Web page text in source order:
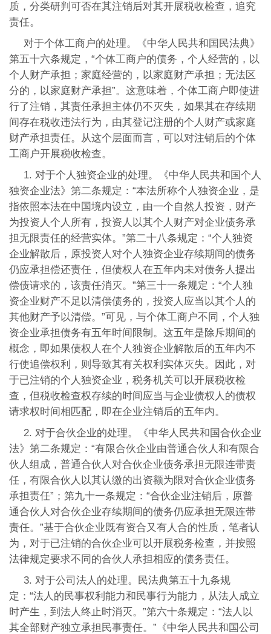
质，分类研判可否在其注销后对其开展税收检查，追究
责任。
对于个体工商户的处理。《中华人民共和国民法典》
第五十六条规定，“个体工商户的债务，个人经营的，以
个人财产承担；家庭经营的，以家庭财产承担；无法区
分的，以家庭财产承担”。这意味着，个体工商户即使进
行了注销，其责任承担主体仍不灭失，如果其在存续期
间存在税收违法行为，由其登记注册的个人财产或家庭
财产承担责任。从这个层面而言，可以对注销后的个体
工商户开展税收检查。
1. 对于个人独资企业的处理。《中华人民共和国个人
独资企业法》第二条规定：“本法所称个人独资企业，是
指依照本法在中国境内设立，由一个自然人投资，财产
为投资人个人所有，投资人以其个人财产对企业债务承
担无限责任的经营实体。”第二十八条规定：“个人独资
企业解散后，原投资人对个人独资企业存续期间的债务
仍应承担偿还责任，但债权人在五年内未对债务人提出
偿债请求的，该责任消灭。”第三十一条规定：“个人独
资企业财产不足以清偿债务的，投资人应当以其个人的
其他财产予以清偿。”可见，与个体工商户不同，个人独
资企业承担债务有五年时间限制。这五年是除斥期间的
概念，即如果债权人在个人独资企业解散后的五年内不
行使追偿权利，则导致其有关权利实体灭失。因此，对
于已注销的个人独资企业，税务机关可以开展税收检
查，但税收检查权存续的时间应当与企业债权人的债权
请求权时间相匹配，即在企业注销后的五年内。
2. 对于合伙企业的处理。《中华人民共和国合伙企业
法》第二条规定：“有限合伙企业由普通合伙人和有限合
伙人组成，普通合伙人对合伙企业债务承担无限连带责
任，有限合伙人以其认缴的出资额为限对合伙企业债务
承担责任”；第九十一条规定：“合伙企业注销后，原普
通合伙人对合伙企业存续期间的债务仍应承担无限连带
责任。”基于合伙企业既有资合又有人合的性质，笔者认
为，对于已注销的合伙企业可以开展税务检查，并按照
法律规定要求不同的合伙人承担相应的债务责任。
3. 对于公司法人的处理。民法典第五十九条规
定：“法人的民事权利能力和民事行为能力，从法人成立
时产生，到法人终止时消灭。”第六十条规定：“法人以
其全部财产独立承担民事责任。”《中华人民共和国公司